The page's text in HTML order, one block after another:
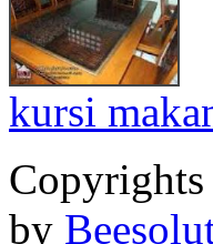
kursi
by